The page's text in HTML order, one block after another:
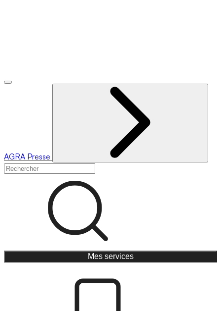
AGRA Presse
Mes services